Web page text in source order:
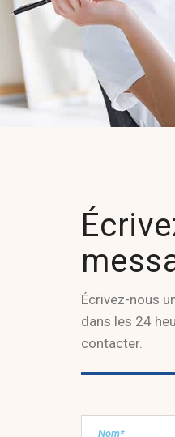
Écrivez-nous
dans les 24
contacter.